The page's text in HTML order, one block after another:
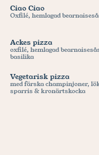
Ciao Ciao
Oxfilé, hemlagad
Ackes pizza
oxfilé, hemlagad
basilika
Vegetarisk pizza
med färska champinjoner,
sparris & kronärtskocka